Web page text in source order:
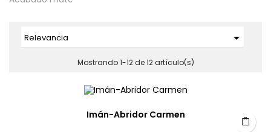
Relevancia 
Mostrando 1-12 de 12 artículo(s)
Imán-Abridor Carmen